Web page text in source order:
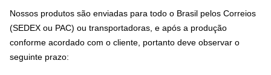
Nossos produtos são enviadas para todo o Brasil pelos Correios
(SEDEX ou PAC) ou transportadoras, e após a produção
conforme acordado com o cliente, portanto deve observar o
seguinte prazo: